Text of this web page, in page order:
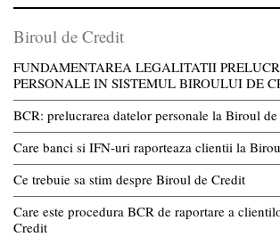
Biroul de Credit
FUNDAMENTAREA LEGALITATII
PERSONALE IN SISTEMUL BIROULUI DE
BCR: prelucrarea datelor personale la Biroul
Care banci si IFN-uri raporteaza clientii la
Ce trebuie sa stim despre Biroul de Credit
Care este procedura BCR de raportare a
Credit